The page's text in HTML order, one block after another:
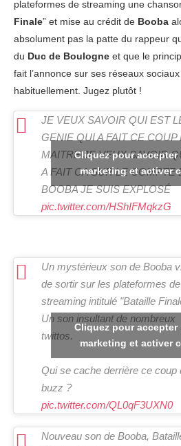
plateformes de streaming une
Finale” et mise au crédit de Booba
absolument pas la patte du rappeur
du Duc de Boulogne et que le
fait l’annonce sur ses réseaux
habituellement. Jugez plutôt !
JE VEUX SAVOIR QUI EST
GENIE QUI A FAIT CE COUP
MAITRE JE VEUX SAVOIR
A FAIT CA SUR LE COMPTE
BOOBA JE SUIS EXPLOSÉ
pic.twitter.com/HShIFMqkzG
Cliquez pour
marketing et activer
Un mystérieux son de Booba
de sortir sur les plateformes de
streaming intitulé "Bataille
Un son insultant de nombreux
twittos.
Qui se cache derrière ce coup
buzz ?
pic.twitter.com/QL0qF3UXN0
Cliquez pour
marketing et activer
Nouveau son de Booba,